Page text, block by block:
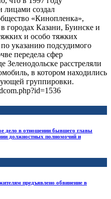
лицами создал
«Кинопленка»,
городах Казани, Буинске и
и особо тяжких
указанию подсудимого
передела сфер
Зеленодольске расстреляли
в котором находились
группировки.
дело в отношении бывшего главы
должностных полномочий и
предъявлено обвинение в